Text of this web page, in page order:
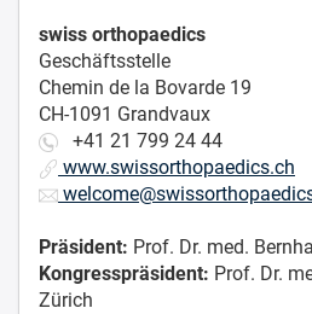
swiss orthopaedics
Geschäftsstelle
Chemin de la Bovarde 19
CH-1091 Grandvaux
+41 21 799 24 44
www.swissorthopaedics.ch
Präsident: Prof. Dr. med.
Kongresspräsident: Prof. Dr.
Zürich